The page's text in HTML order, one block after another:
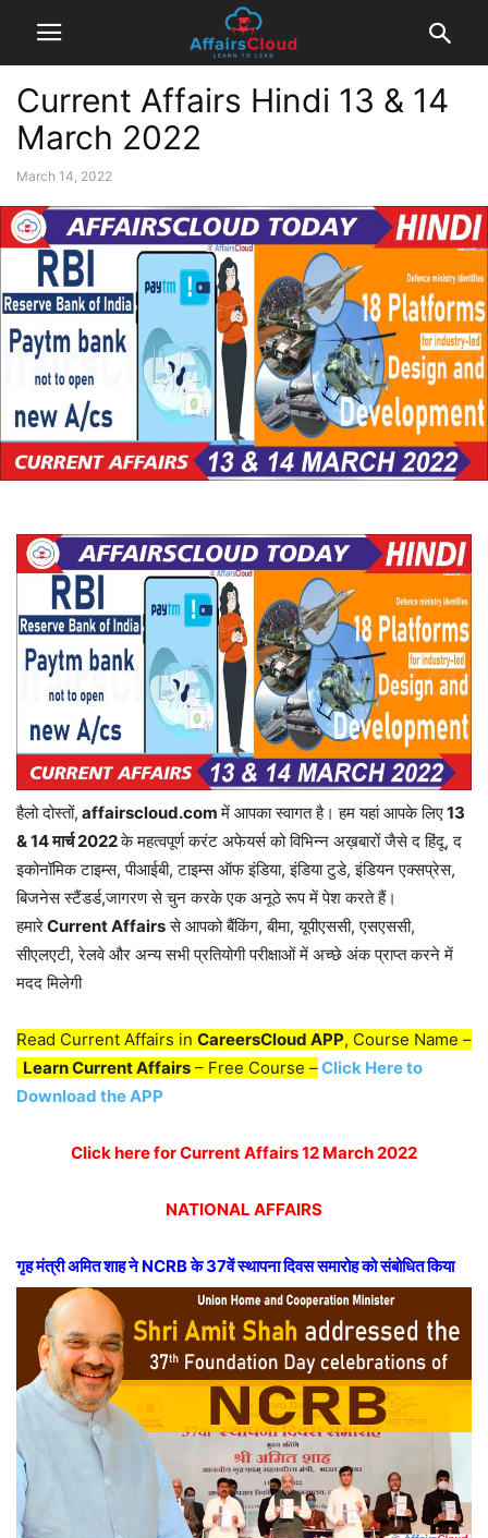
Current Affairs Hindi 13 & 14
March 2022
March 14, 2022
हैलो दोस्तों, affairscloud.comमें आपका स्वागत है। हम यहां आपके लिए13
& 14 मार्च 2022के महत्वपूर्ण करंट अफेयर्स को विभिन्न अख़बारों जैसे द हिंदू, द
इकोनॉमिक टाइम्स, पीआईबी, टाइम्स ऑफ इंडिया, इंडिया टुडे, इंडियन एक्सप्रेस,
बिजनेस स्टैंडर्ड,जागरण से चुन करके एक अनूठे रूप में पेश करते हैं।
हमारेCurrent Affairsसे आपको बैंकिंग, बीमा, यूपीएससी, एसएससी,
सीएलएटी, रेलवे और अन्य सभी प्रतियोगी परीक्षाओं में अच्छे अंक प्राप्त करने में
मदद मिलेगी
Read Current Affairs in CareersCloud APP, Course Name –
Learn Current Affairs – Free Course –Click Here to
Download the APP
Click here for Current Affairs 12 March 2022
NATIONAL AFFAIRS
गृह मंत्री अमित शाह ने NCRB के 37वें स्थापना दिवस समारोह को संबोधित किया